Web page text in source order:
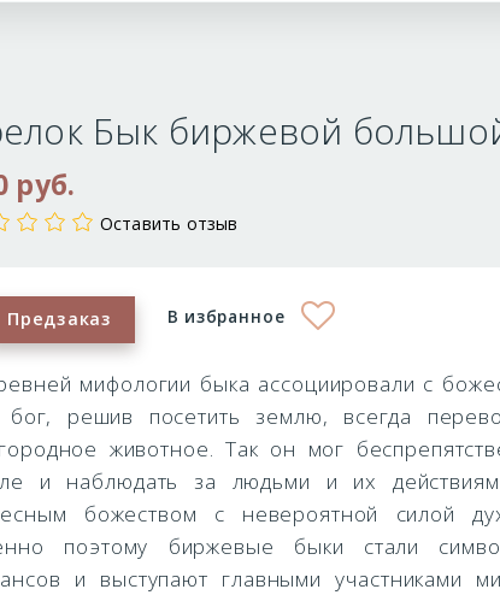
Бык биржевой
руб.
Оставить отзыв
Предзаказ В избранное
мифологии быка ассоциировали с
бог, решив посетить землю, всегда
животное. Так он мог
и наблюдать за людьми и их
божеством с невероятной силой
поэтому биржевые быки стали
и выступают главными участниками